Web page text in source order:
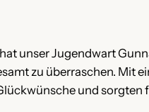
unser Jugendwart
zu überraschen. Mit
und